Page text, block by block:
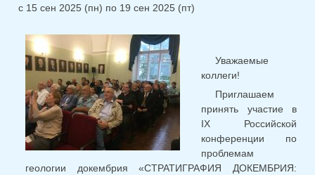
с 15 сен 2025 (пн) по 19 сен 2025 (пт)
Уважаемые
коллеги!
Приглашаем
принять участие в
IХ Российской
конференции по
проблемам
геологии докембрия «СТРАТИГРАФИЯ ДОКЕМБРИЯ: